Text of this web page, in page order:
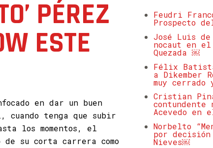
PÉREZ
ESTE
en dar un buen
cuando tenga que subir
los momentos, el
su corta carrera como
Feudri
Prospecto
José Luis
nocaut en el
Quezada ￼
Félix
a Dikember
muy
Cristian
contundente
Acevedo en
Norbelto
por decisión
Nieves￼